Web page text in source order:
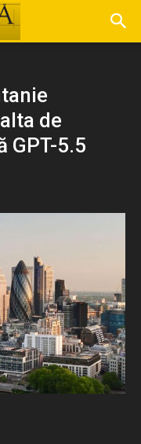
de
GPT-5.5